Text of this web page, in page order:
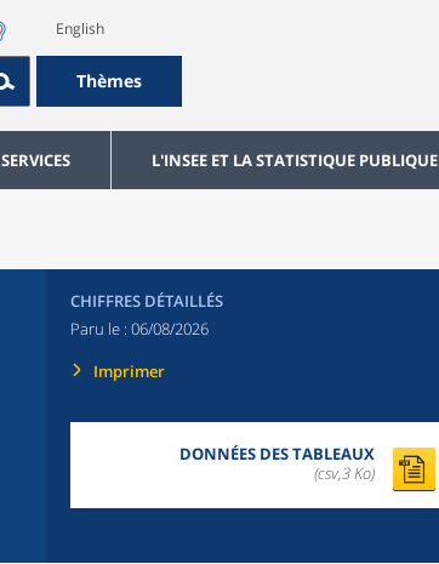
English
Thèmes
SERVICES L'INSEE ET LA STATISTIQUE PUBLIQUE
CHIFFRES DÉTAILLÉS
Paru le : 06/08/2026
Imprimer
DONNÉES DES TABLEAUX
(csv,3 Ko)